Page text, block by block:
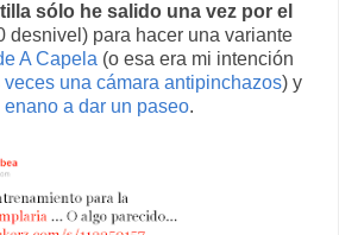
sólo he salido una vez por el
desnivel) para hacer una variante
A Capela (o esa era mi intención
veces una cámara antipinchazos) y
enano a dar un paseo.